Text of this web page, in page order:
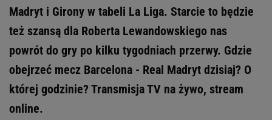
Madryt i Girony w tabeli La Liga. Starcie to będzie
też szansą dla Roberta Lewandowskiego nas
powrót do gry po kilku tygodniach przerwy. Gdzie
obejrzeć mecz Barcelona - Real Madryt dzisiaj? O
której godzinie? Transmisja TV na żywo, stream
online.